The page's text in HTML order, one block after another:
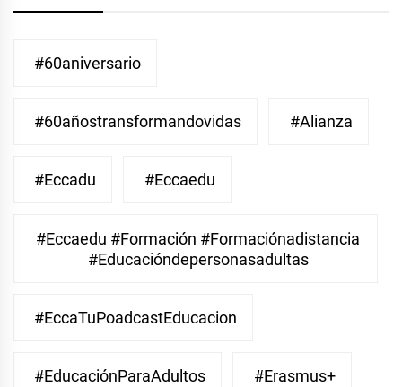
#60aniversario
#60añostransformandovidas #Alianza
#eccadu #eccaedu
#eccaedu #formación #formaciónadistancia
#educacióndepersonasadultas
#EccaTuPoadcastEducacion
#EducaciónParaAdultos #Erasmus+